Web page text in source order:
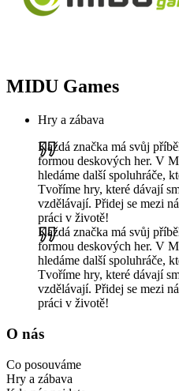
MIDU Games
Hry a zábava
Každá značka má svůj
formou deskových her. V
hledáme další spoluhráče,
Tvoříme hry, které dávají
vzdělávají. Přidej se mezi
práci v životě!
Každá značka má svůj
formou deskových her. V
hledáme další spoluhráče,
Tvoříme hry, které dávají
vzdělávají. Přidej se mezi
práci v životě!
O nás
Co posouváme
Hry a zábava